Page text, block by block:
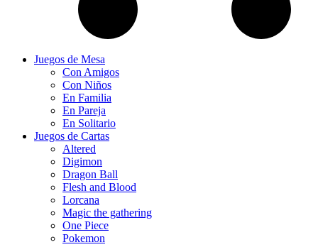
Juegos de Mesa
Con Amigos
Con Niños
En Familia
En Pareja
En Solitario
Juegos de Cartas
Altered
Digimon
Dragon Ball
Flesh and Blood
Lorcana
Magic the gathering
One Piece
Pokemon